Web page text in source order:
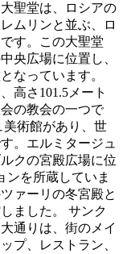
聖堂は、ロシアの
ムリンと並ぶ、ロ
す。この大聖堂
央広場に位置し、
なっています。
高さ101.5メート
の教会の一つで
術館があり、世
。エルミタージュ
クの宮殿広場に位
ンを所蔵していま
ァーリの冬宮殿と
ました。 サンク
通りは、街のメイ
プ、レストラン、